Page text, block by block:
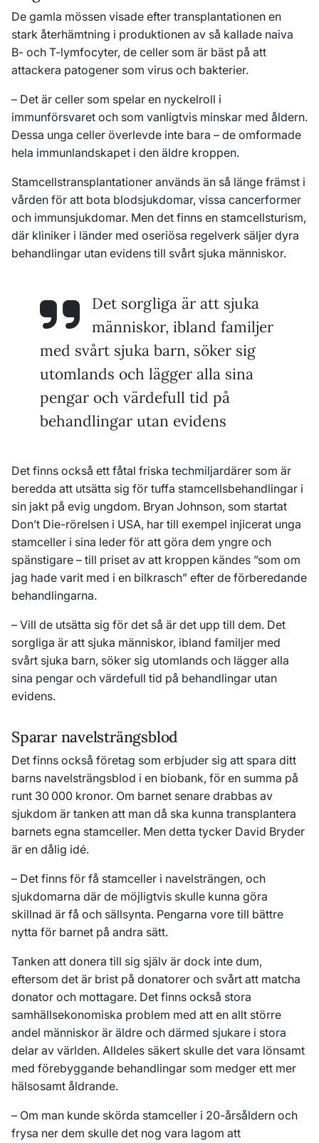
De gamla mössen visade efter transplantationen en
stark återhämtning i produktionen av så kallade naiva
B- och T-lymfocyter, de celler som är bäst på att
attackera patogener som virus och bakterier.
– Det är celler som spelar en nyckelroll i
immunförsvaret och som vanligtvis minskar med åldern.
Dessa unga celler överlevde inte bara – de omformade
hela immunlandskapet i den äldre kroppen.
Stamcellstransplantationer används än så länge främst i
vården för att bota blodsjukdomar, vissa cancerformer
och immunsjukdomar. Men det finns en stamcellsturism,
där kliniker i länder med oseriösa regelverk säljer dyra
behandlingar utan evidens till svårt sjuka människor.
Det sorgliga är att sjuka
människor, ibland familjer
med svårt sjuka barn, söker sig
utomlands och lägger alla sina
pengar och värdefull tid på
behandlingar utan evidens
Det finns också ett fåtal friska techmiljardärer som är
beredda att utsätta sig för tuffa stamcellsbehandlingar i
sin jakt på evig ungdom. Bryan Johnson, som startat
Don’t Die-rörelsen i USA, har till exempel injicerat unga
stamceller i sina leder för att göra dem yngre och
spänstigare – till priset av att kroppen kändes ”som om
jag hade varit med i en bilkrasch” efter de förberedande
behandlingarna.
– Vill de utsätta sig för det så är det upp till dem. Det
sorgliga är att sjuka människor, ibland familjer med
svårt sjuka barn, söker sig utomlands och lägger alla
sina pengar och värdefull tid på behandlingar utan
evidens.
Sparar navelsträngsblod
Det finns också företag som erbjuder sig att spara ditt
barns navelsträngsblod i en biobank, för en summa på
runt 30 000 kronor. Om barnet senare drabbas av
sjukdom är tanken att man då ska kunna transplantera
barnets egna stamceller. Men detta tycker David Bryder
är en dålig idé.
– Det finns för få stamceller i navelsträngen, och
sjukdomarna där de möjligtvis skulle kunna göra
skillnad är få och sällsynta. Pengarna vore till bättre
nytta för barnet på andra sätt.
Tanken att donera till sig själv är dock inte dum,
eftersom det är brist på donatorer och svårt att matcha
donator och mottagare. Det finns också stora
samhällsekonomiska problem med att en allt större
andel människor är äldre och därmed sjukare i stora
delar av världen. Alldeles säkert skulle det vara lönsamt
med förebyggande behandlingar som medger ett mer
hälsosamt åldrande.
– Om man kunde skörda stamceller i 20-årsåldern och
frysa ner dem skulle det nog vara lagom att